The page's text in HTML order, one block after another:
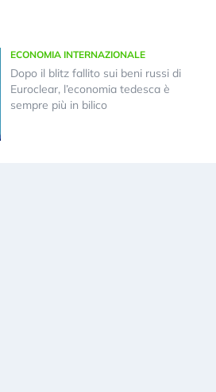
ECONOMIA INTERNAZIONALE
Dopo il blitz fallito sui beni russi di
Euroclear, l’economia tedesca è
sempre più in bilico